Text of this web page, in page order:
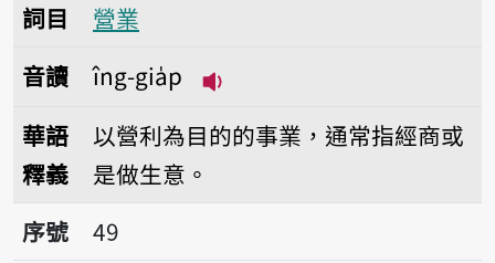
詞目
營業
音讀
îng-gia̍p
華語
釋義
以營利為目的的事業，通常指經商或
是做生意。
序號49油水
序號
49